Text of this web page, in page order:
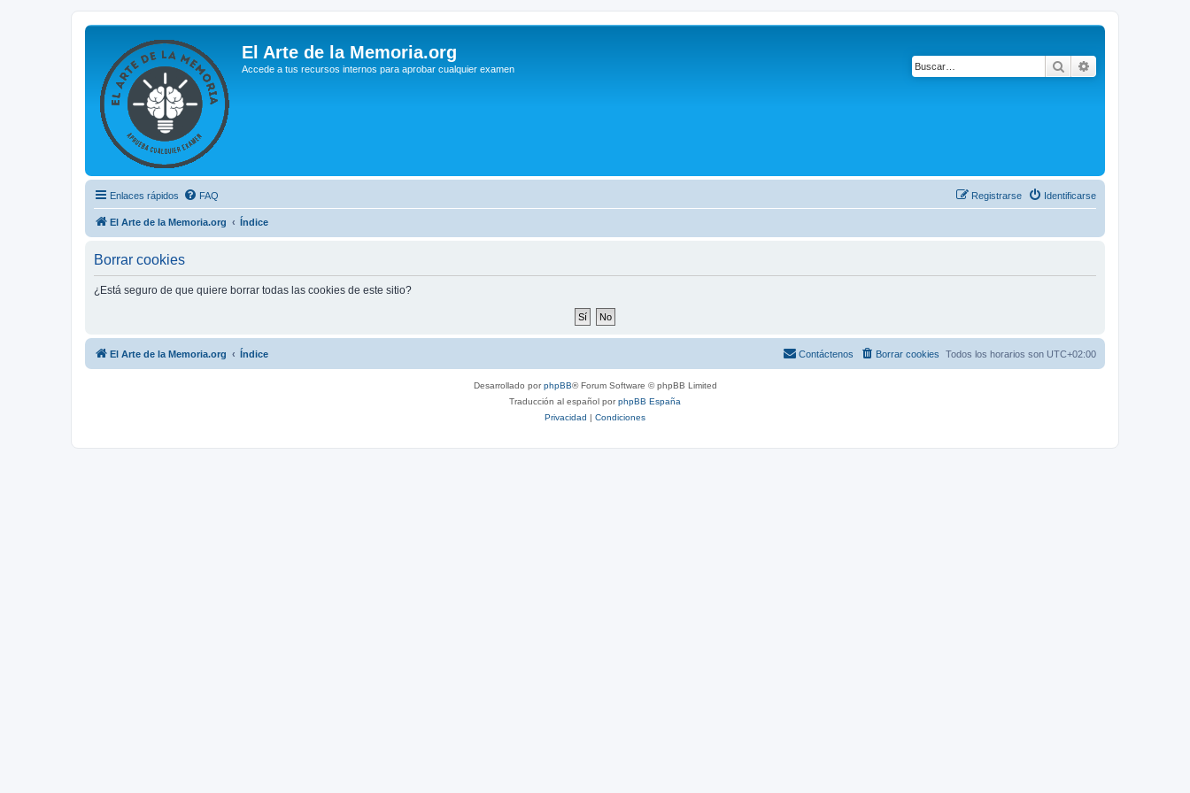
El Arte de la Memoria.org
Accede a tus recursos internos para aprobar cualquier examen Buscar
Enlaces rápidos FAQ Identificarse
Registrarse
El Arte de la Memoria.org Índice
Borrar cookies
¿Está seguro de que quiere borrar todas las cookies de este sitio?
El Arte de la Memoria.org Índice Todos los horarios son UTC+02:00
Borrar cookies
Contáctenos
Desarrollado porphpBB® Forum Software © phpBB Limited
Traducción al español porphpBB España
Privacidad | Condiciones